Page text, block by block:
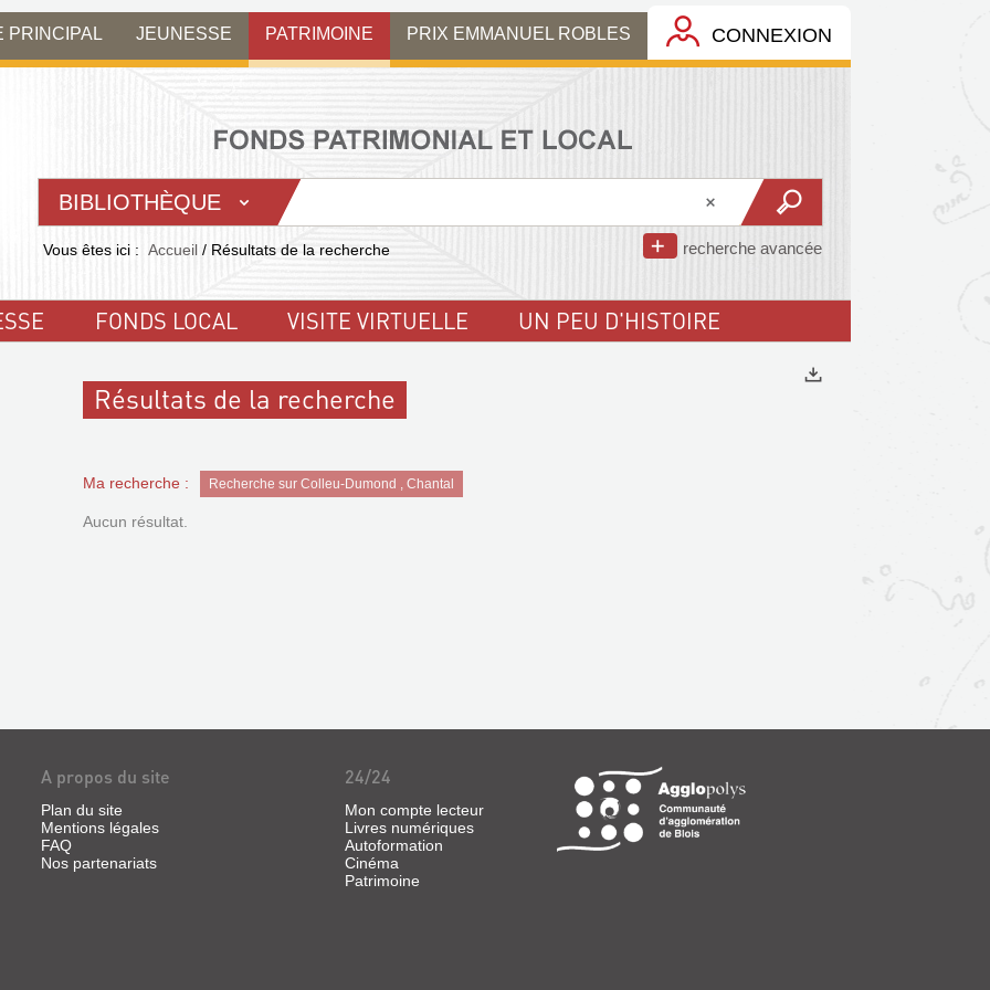
PRINCIPAL JEUNESSE PATRIMOINE PRIX EMMANUEL ROBLES CONNEXION
BIBLIOTHÈQUE
recherche avancée
Vous êtes ici : Accueil / Résultats de la recherche
FONDS LOCAL VISITE VIRTUELLE UN PEU D'HISTOIRE
Résultats de la recherche
Ma recherche : Recherche sur Colleu-Dumond , Chantal
Aucun résultat.
A propos du site
Plan du site
Mentions légales
FAQ
Nos partenariats
24/24
Mon compte lecteur
Livres numériques
Autoformation
Cinéma
Patrimoine